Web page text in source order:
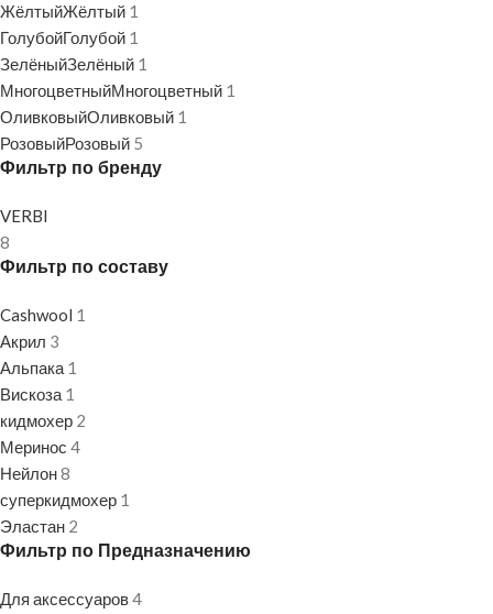
ЖёлтыйЖёлтый 1
ГолубойГолубой 1
ЗелёныйЗелёный 1
МногоцветныйМногоцветный 1
ОливковыйОливковый 1
РозовыйРозовый 5
Фильтр по бренду
VERBI
8
Фильтр по составу
Cashwool 1
Акрил 3
Альпака 1
Вискоза 1
кидмохер 2
Меринос 4
Нейлон8
суперкидмохер 1
Эластан 2
Фильтр по Предназначению
Для аксессуаров4